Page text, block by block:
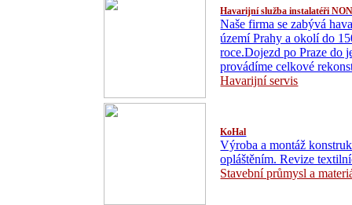
Havarijní služba instalatéři
Naše firma se zabývá
území Prahy a okolí do
roce.Dojezd po Praze do
provádíme celkové
Havarijní servis
KoHal
Výroba a montáž
opláštěním. Revize
Stavební průmysl a